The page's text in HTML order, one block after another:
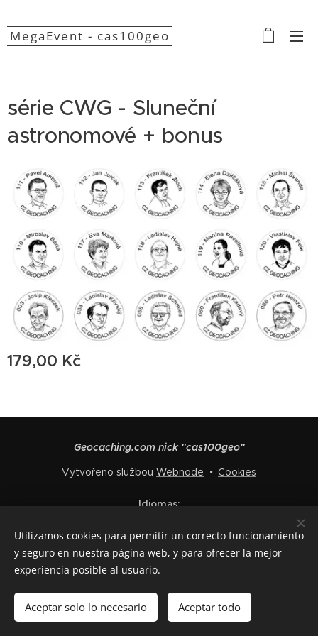
MegaEvent - cas100geo
série CWG - Sluneční
astronomové + bonus
179,00 Kč
Añadir a la cesta
Geocaching.com nick "cas100geo"
Vytvořeno službou Webnode Cookies
Idiomas
Italiano
Utilizamos cookies para permitir un correcto funcionamiento
y seguro en nuestra página web, y para ofrecer la mejor
experiencia posible al usuario.
Aceptar solo lo necesario Aceptar todo